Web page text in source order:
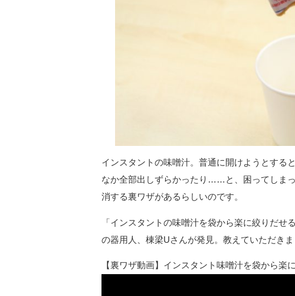
インスタントの味噌汁。普通に開けようとする
なか全部出しずらかったり……と、困ってしま
消する裏ワザがあるらしいのです。
「インスタントの味噌汁を袋から楽に絞りだ
の器用人、棟梁Uさんが発見。教えていただき
【裏ワザ動画】インスタント味噌汁を袋から楽